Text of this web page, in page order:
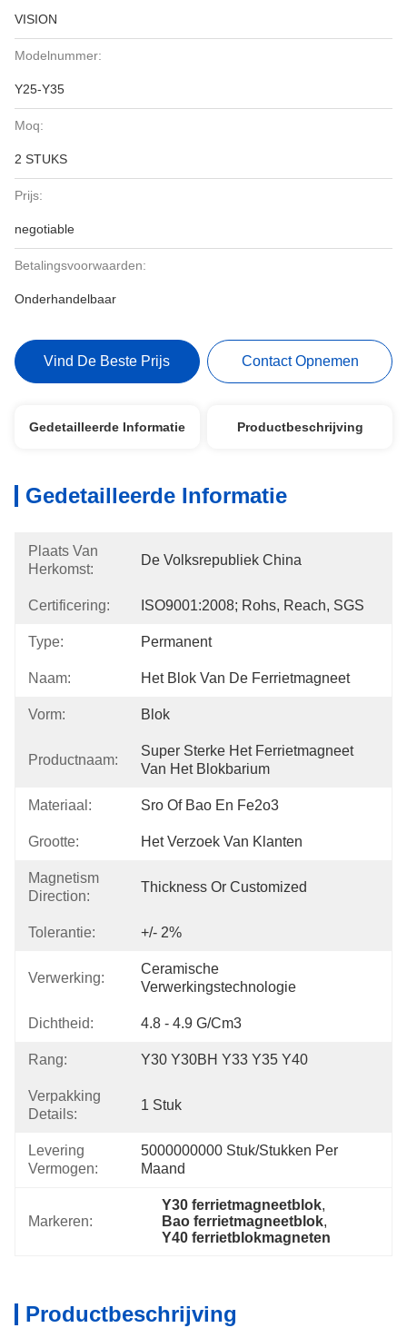
VISION
Modelnummer:
Y25-Y35
Moq:
2 STUKS
Prijs:
negotiable
Betalingsvoorwaarden:
Onderhandelbaar
Vind De Beste Prijs Contact Opnemen
Gedetailleerde Informatie Productbeschrijving
Gedetailleerde Informatie
Plaats Van
Herkomst:
De Volksrepubliek China
Certificering: ISO9001:2008; Rohs, Reach, SGS
Type: Permanent
Naam: Het Blok Van De Ferrietmagneet
Vorm: Blok
Productnaam:
Super Sterke Het Ferrietmagneet
Van Het Blokbarium
Materiaal: Sro Of Bao En Fe2o3
Grootte: Het Verzoek Van Klanten
Magnetism
Direction:
Thickness Or Customized
Tolerantie: +/- 2%
Verwerking:
Ceramische
Verwerkingstechnologie
Dichtheid: 4.8 - 4.9 G/cm3
Rang: Y30 Y30BH Y33 Y35 Y40
Verpakking
Details:
1 Stuk
Levering
Vermogen:
5000000000 Stuk/Stukken Per
Maand
Markeren:
Y30 ferrietmagneetblok,
Bao ferrietmagneetblok,
Y40 ferrietblokmagneten
Productbeschrijving